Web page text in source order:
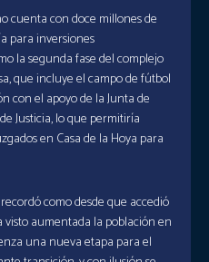
cuenta con doce millones de
para inversiones
la segunda fase del complejo
que incluye el campo de fútbol
con el apoyo de la Junta de
Justicia, lo que permitiría
en Casa de la Hoya para
como desde que accedió
visto aumentada la población en
una nueva etapa para el